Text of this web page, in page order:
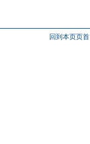
回到本页页首